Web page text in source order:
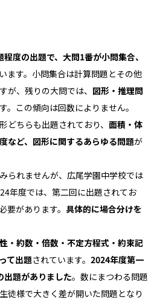
程度の出題で、大問1番が小問集合、
ます。小問集合は計算問題とその他
が、残りの大問では、 図形・推理問
。この傾向は回数によりません。
どちらも出題されており、 面積・体
など、図形に関するあらゆる問題が
られませんが、広尾学園中学校では
年度では、第二回に出題されてお
要があります。 具体的に場合分けを
・約数・倍数・不定方程式・約束記
て出題されています。 2024年度第一
出題がありました。数にまつわる問題
徒様で大きく差が開いた問題となり